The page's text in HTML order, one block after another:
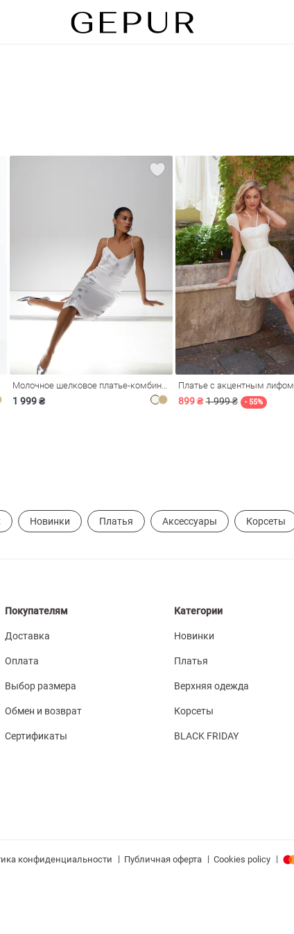
1 999 ₴
Платье с акцентным лифом
899 ₴ 1 999 ₴ - 55%
Новинки Платья Аксессуары Корсеты
Покупателям
Доставка
Оплата
Выбор размера
Обмен и возврат
Сертификаты
Категории
Новинки
Платья
Верхняя одежда
Корсеты
BLACK FRIDAY
конфиденциальности | Публичная оферта | Cookies policy |